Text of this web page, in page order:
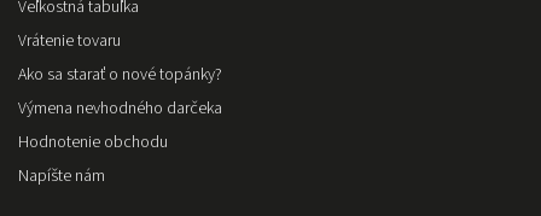
Veľkostná tabuľka
Vrátenie tovaru
Ako sa starať o nové topánky?
Výmena nevhodného darčeka
Hodnotenie obchodu
Napíšte nám